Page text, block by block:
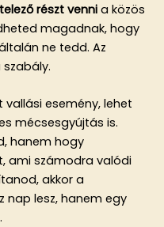
részt vennia közös
magadnak, hogy
ne tedd. Az
szabály.
vallási esemény, lehet
mécsesgyújtás is.
hanem hogy
ami számodra valódi
akkor a
nap lesz, hanem egy